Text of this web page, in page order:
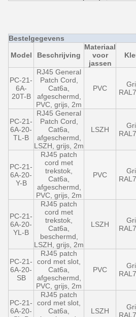
Bestelgegevens
Model Beschrijving
Materiaal
voor
jassen
PC-21-
6A-
20T-B
RJ45 General
Patch Cord,
Cat6a,
afgeschermd,
PVC, grijs, 2m
PVC
PC-21-
6A-20-
TL-B
RJ45 General
Patch Cord,
Cat6a,
afgeschermd,
LSZH, grijs, 2m
LSZH
PC-21-
6A-20-
Y-B
RJ45 patch
cord met
trekstok,
Cat6a,
afgeschermd,
PVC, grijs, 2m
PVC
PC-21-
6A-20-
YL-B
RJ45 patch
cord met
trekstok,
Cat6a,
beschermd,
LSZH, grijs, 2m
LSZH
PC-21-
6A-20-
SB
RJ45 patch
cord met slot,
Cat6a,
afgeschermd,
PVC, grijs, 2m
PVC
PC-21-
6A-20-
RJ45 patch
cord met slot,
Cat6a,
LSZH